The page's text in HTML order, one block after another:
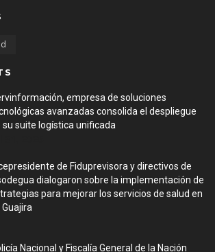
empresa de soluciones
avanzadas consolida el despliegue
su suite logística unificada
de Fiduprevisora y directivos de
dialogaron sobre la implementación de
para mejorar los servicios de salud en
Guajira
Nacional y Fiscalía General de la Nación